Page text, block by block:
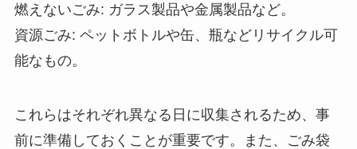
燃えないごみ: ガラス製品や金属製品など。
資源ごみ: ペットボトルや缶、瓶などリサイクル可
能なもの。
これらはそれぞれ異なる日に収集されるため、事
前に準備しておくことが重要です。また、ごみ袋